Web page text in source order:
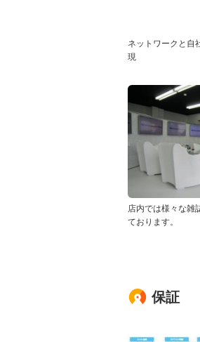
ネットワークと自
現
店内では様々な雑
ております。
保証